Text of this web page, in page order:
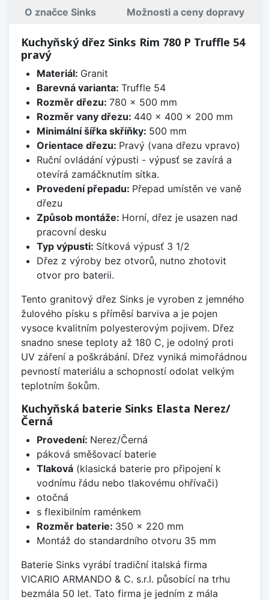
O značce Sinks Možnosti a ceny dopravy
Kuchyňský dřez Sinks Rim 780 P Truffle 54
pravý
Materiál: Granit
Barevná varianta: Truffle 54
Rozměr dřezu: 780 x 500 mm
Rozměr vany dřezu: 440 x 400 x 200 mm
Minimální šířka skříňky: 500 mm
Orientace dřezu: Pravý (vana dřezu vpravo)
Ruční ovládání výpusti - výpusť se zavírá a
otevírá zamáčknutím sítka.
Provedení přepadu: Přepad umístěn ve vaně
dřezu
Způsob montáže: Horní, dřez je usazen nad
pracovní desku
Typ výpusti: Sítková výpusť 3 1/2
Dřez z výroby bez otvorů, nutno zhotovit
otvor pro baterii.
Tento granitový dřez Sinks je vyroben z jemného
žulového písku s příměsí barviva a je pojen
vysoce kvalitním polyesterovým pojivem. Dřez
snadno snese teploty až 180 C, je odolný proti
UV záření a poškrábání. Dřez vyniká mimořádnou
pevností materiálu a schopností odolat velkým
teplotním šokům.
Kuchyňská baterie Sinks Elasta Nerez/
Černá
Provedení: Nerez/Černá
páková směšovací baterie
Tlaková(klasická baterie pro připojení k
vodnímu řádu nebo tlakovému ohřívači)
otočná
s flexibilním raménkem
Rozměr baterie: 350 x 220 mm
Montáž do standardního otvoru 35 mm
Baterie Sinks vyrábí tradiční italská firma
VICARIO ARMANDO & C. s.r.l. působící na trhu
bezmála 50 let. Tato firma je jedním z mála